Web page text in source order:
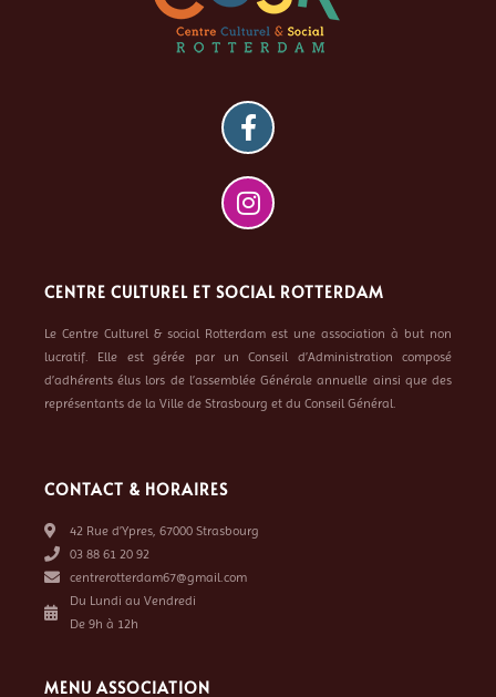
CENTRE CULTUREL ET SOCIAL ROTTERDAM
Le Centre Culturel & social Rotterdam est une association à but non
lucratif. Elle est gérée par un Conseil d’Administration composé
d’adhérents élus lors de l’assemblée Générale annuelle ainsi que des
représentants de la Ville de Strasbourg et du Conseil Général.
CONTACT & HORAIRES
42 Rue d’Ypres, 67000 Strasbourg
03 88 61 20 92
centrerotterdam67@gmail.com
Du Lundi au Vendredi
De 9h à 12h
MENU ASSOCIATION